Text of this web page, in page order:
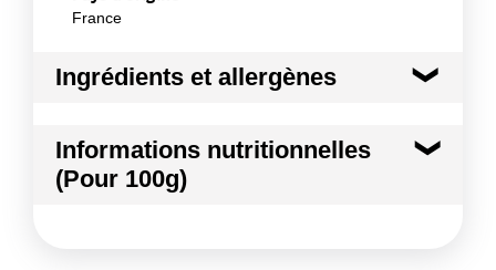
France
Ingrédients et allergènes
MENTHE
Conformément aux informations transmises
Informations nutritionnelles
(Pour 100g)